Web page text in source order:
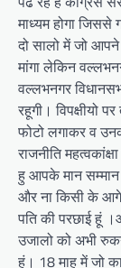
माध्यम होगा जिससे
दो सालो में जो आपने
मांगा लेकिन
वल्लभनगर
रहूगी। विपक्षीयो
फोटो लगाकर व
राजनीति
हु आपके मान
और ना किसी के
पति की परछाई हूं
उजालो को अभी
हूं। 18 माह में जो